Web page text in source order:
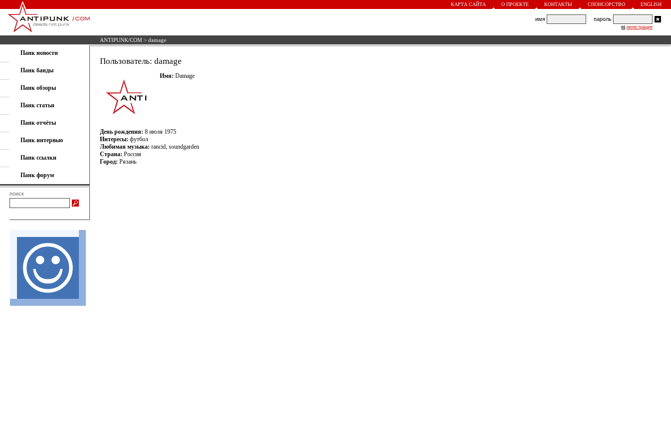
КАРТА САЙТА О ПРОЕКТЕ КОНТАКТЫ СПОНСОРСТВО ENGLISH
имя пароль
регистрация
ANTIPUNK/COM > damage
Панк новости
Панк банды
Панк обзоры
Панк статьи
Панк отчёты
Панк интервью
Панк ссылки
Панк форум
поиск
Пользователь: damage
Имя: Damage
День рождения: 8 июля 1975
Интересы: футбол
Любимая музыка: rancid, soundgarden
Страна: Россия
Город: Рязань